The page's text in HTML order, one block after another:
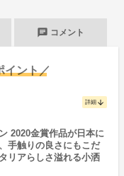
chat コメント
イント／
詳細 arrow_downward
2020金賞作品が日本に
手触りの良さにもこだ
リアらしさ溢れる小洒